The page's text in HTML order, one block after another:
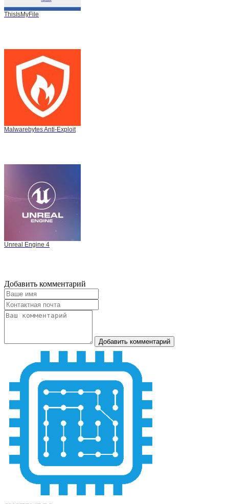
ThisIsMyFile
Malwarebytes Anti-Exploit
Unreal Engine 4
Добавить комментарий
Добавить комментарий